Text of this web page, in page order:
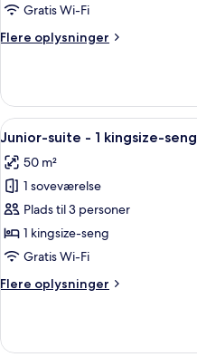
1
seng
Gratis Wi-Fi
Flere oplysninger
Flere
-
kingsize-
Indlæs
alle
billeder
af
Junior-
suite
-
kingsize-
9
Junior-suite - 1 kingsize-seng
50 m²
1 soveværelse
Plads til 3 personer
1 kingsize-seng
Gratis Wi-Fi
Flere oplysninger
Flere
suite